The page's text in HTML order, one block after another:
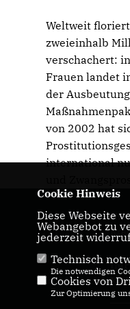
Weltweit floriert
zweieinhalb
verschachert:
Frauen landet
der
von 2002 hat
international
Cookie Hinweis
Diese Webseite
Webangebot zu
jederzeit
Technisch
Die notwendigen
Cookies von
Zur Optimierung